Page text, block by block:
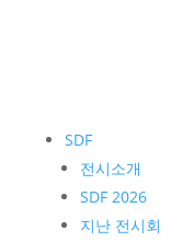
SDF
전시소개
SDF 2026
지난 전시회